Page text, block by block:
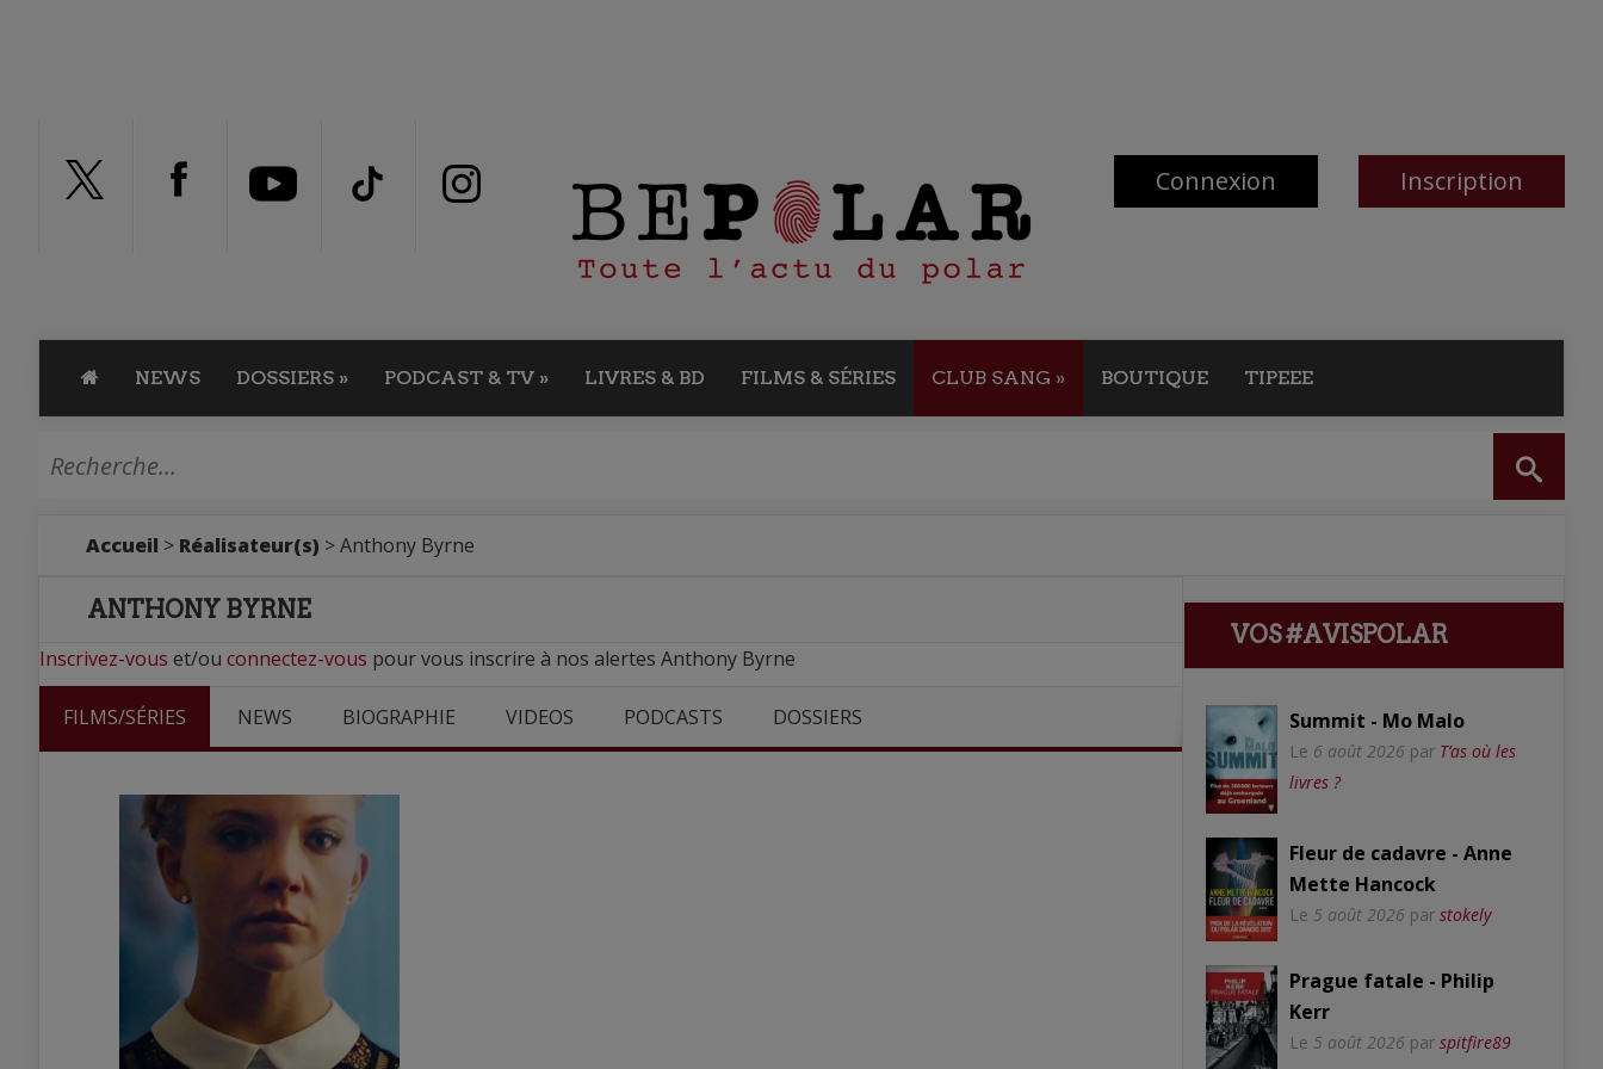
Connexion Inscription
NEWS DOSSIERS » PODCAST & TV » LIVRES & BD FILMS & SÉRIES CLUB SANG » BOUTIQUE TIPEEE
Accueil > Réalisateur(s) > Anthony Byrne
ANTHONY BYRNE
Inscrivez-vous et/ou connectez-vous pour vous inscrire à nos alertes Anthony Byrne
FILMS/SÉRIES NEWS BIOGRAPHIE VIDEOS PODCASTS DOSSIERS
VOS #AVISPOLAR
Summit - Mo Malo
Le 6 août 2026 par T’as où les
livres ?
Fleur de cadavre - Anne
Mette Hancock
Le 5 août 2026 par stokely
Prague fatale - Philip
Kerr
Le 5 août 2026 par spitfire89